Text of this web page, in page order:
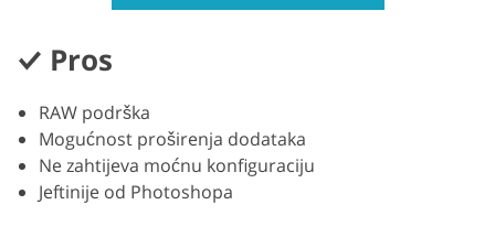
Pros
RAW podrška
Mogućnost proširenja dodataka
Ne zahtijeva moćnu konfiguraciju
Jeftinije od Photoshopa